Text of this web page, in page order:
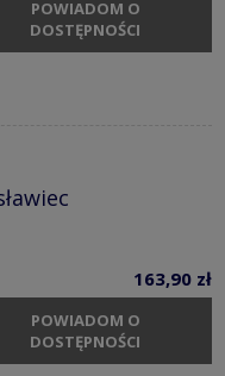
POWIADOM O
DOSTĘPNOŚCI
163,90 zł
POWIADOM O
DOSTĘPNOŚCI